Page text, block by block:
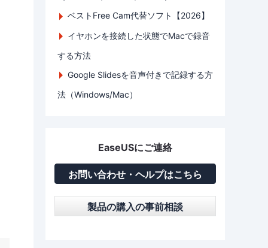
ベストFree Cam代替ソフト【2026】
イヤホンを接続した状態でMacで録音
する方法
Google Slidesを音声付きで記録する方
法（Windows/Mac）
EaseUSにご連絡
お問い合わせ・ヘルプはこちら
製品の購入の事前相談